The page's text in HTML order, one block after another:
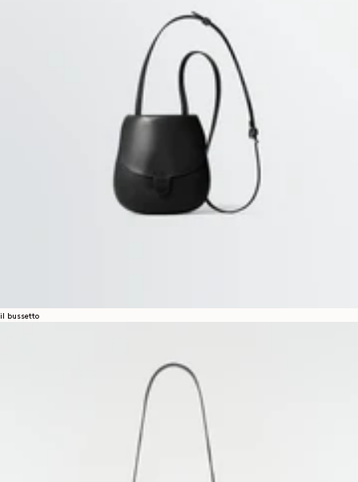
il bussetto